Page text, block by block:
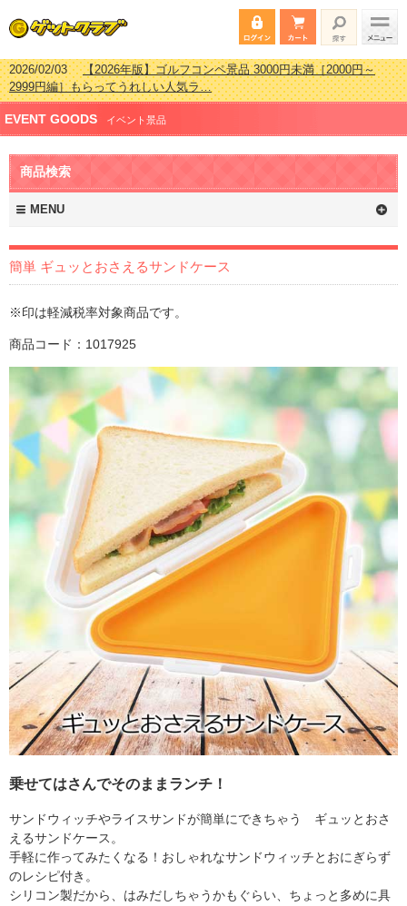
2026/02/03【2026年版】ゴルフコンペ景品 3000円未満［2000円～
2999円編］もらってうれしい人気ラ…
2026/07/15【2026年版】ビンゴゲーム景品おすすめ金額別人気ランキ
ング 更新しました！
2026/04/03【2026年版】ゴルフコンペ景品 3000円未満［2000円～
2999円編］もらってうれしい人気ラ…
2026/02/16
新しました！
EVENT GOODS イベント景品
商品検索
MENU
簡単 ギュッとおさえるサンドケース
※印は軽減税率対象商品です。
商品コード：1017925
乗せてはさんでそのままランチ！
サンドウィッチやライスサンドが簡単にできちゃう ギュッとおさ
えるサンドケース。
手軽に作ってみたくなる！おしゃれなサンドウィッチとおにぎらず
のレシピ付き。
シリコン製だから、はみだしちゃうかもぐらい、ちょっと多めに具